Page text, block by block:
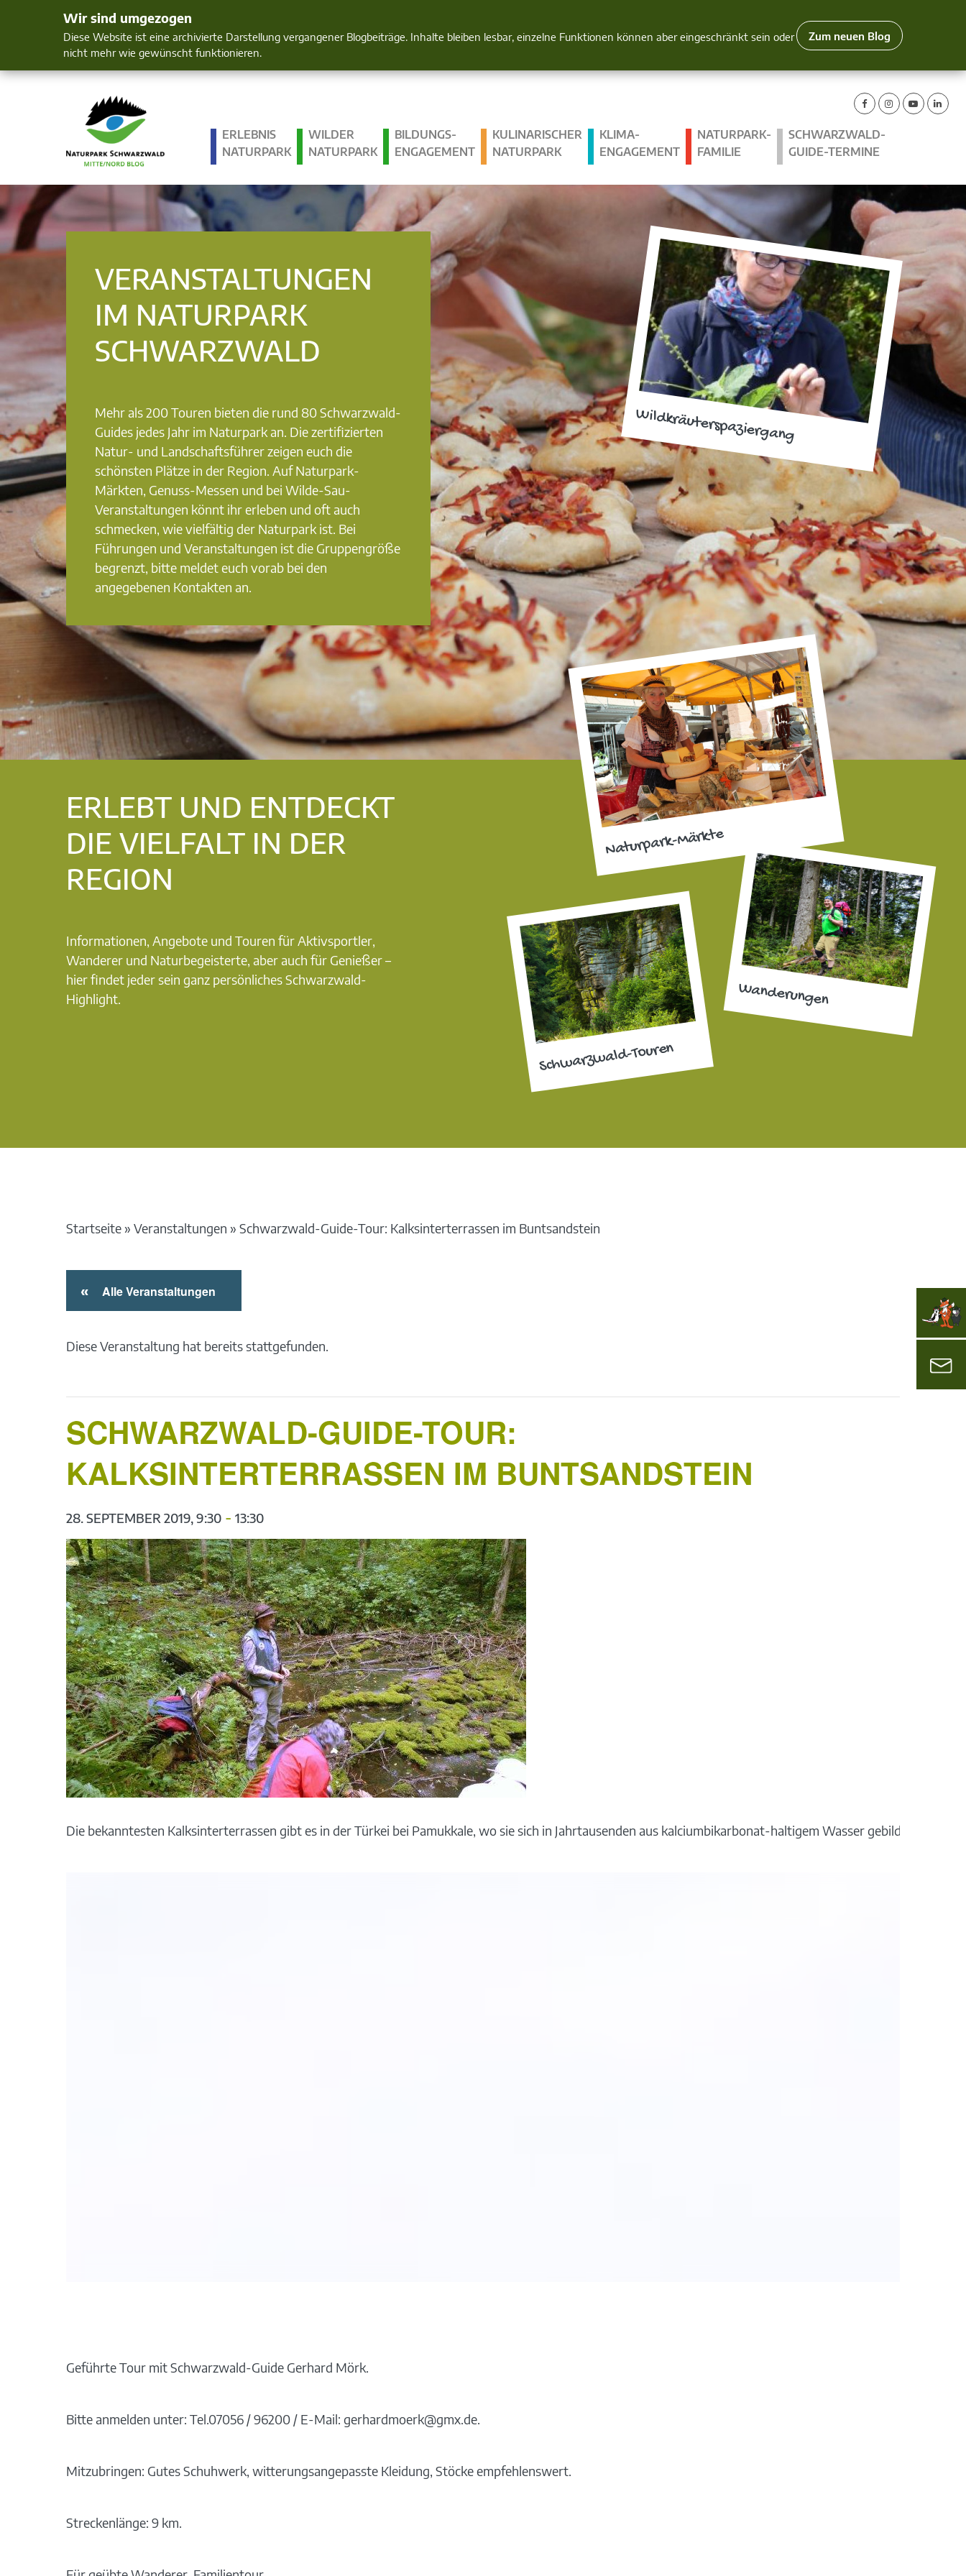
Wir sind umgezogen
Diese Website ist eine archivierte Darstellung vergangener Blogbeiträge. Inhalte bleiben lesbar, einzelne Funktionen können aber eingeschränkt sein oder
nicht mehr wie gewünscht funktionieren.
Zum neuen Blog
Mensch und Natur im Blick
ERLEBNIS
NATURPARK
WILDER
NATURPARK
BILDUNGS­
ENGAGEMENT
KULINARISCHER
NATURPARK
KLIMA­
ENGAGEMENT
NATURPARK-
FAMILIE
SCHWARZWALD-
GUIDE-TERMINE
Wildkräuterspaziergang
VERANSTALTUNGEN
IM NATURPARK
SCHWARZWALD
Mehr als 200 Touren bieten die rund 80 Schwarzwald-
Guides jedes Jahr im Naturpark an. Die zertifizierten
Natur- und Landschaftsführer zeigen euch die
schönsten Plätze in der Region. Auf Naturpark-
Märkten, Genuss-Messen und bei Wilde-Sau-
Veranstaltungen könnt ihr erleben und oft auch
schmecken, wie vielfältig der Naturpark ist. Bei
Führungen und Veranstaltungen ist die Gruppengröße
begrenzt, bitte meldet euch vorab bei den
angegebenen Kontakten an.
ERLEBT UND ENTDECKT
DIE VIELFALT IN DER
REGION
Informationen, Angebote und Touren für Aktivsportler,
Wanderer und Naturbegeisterte, aber auch für Genießer –
hier findet jeder sein ganz persönliches Schwarzwald-
Highlight.
Naturpark-Märkte
Wanderungen
Schwarzwald-Touren
Startseite» Veranstaltungen » Schwarzwald-Guide-Tour: Kalksinterterrassen im Buntsandstein
« Alle Veranstaltungen
Diese Veranstaltung hat bereits stattgefunden.
SCHWARZWALD-GUIDE-TOUR:
KALKSINTERTERRASSEN IM BUNTSANDSTEIN
28. SEPTEMBER 2019, 9:30- 13:30
Die bekanntesten Kalksinterterrassen gibt es in der Türkei bei Pamukkale, wo sie sich in Jahrtausenden aus kalciumbikarbonat-haltigem Wasser gebildet
Geführte Tour mit Schwarzwald-Guide Gerhard Mörk.
Bitte anmelden unter: Tel.07056 / 96200 / E-Mail: gerhardmoerk@gmx.de.
Mitzubringen: Gutes Schuhwerk, witterungsangepasste Kleidung, Stöcke empfehlenswert.
Streckenlänge: 9 km.